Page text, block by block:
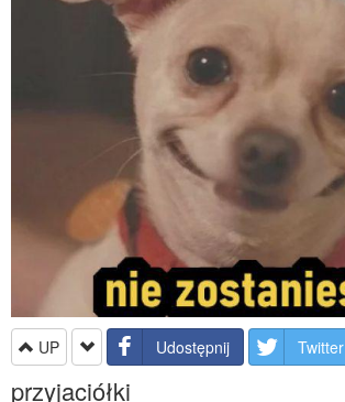
UP Udostępnij Twitter
przyjaciółki